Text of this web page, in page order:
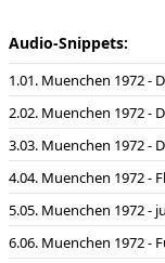
Audio-Snippets:
01. Muenchen 1972 -
02. Muenchen 1972 -
03. Muenchen 1972 -
04. Muenchen 1972 -
05. Muenchen 1972 -
06. Muenchen 1972 -
2007
Film Regie:
Oldenburg
Film Produktion:
Film Verleih:ZDF
Film Interpreten:
(mit vielen